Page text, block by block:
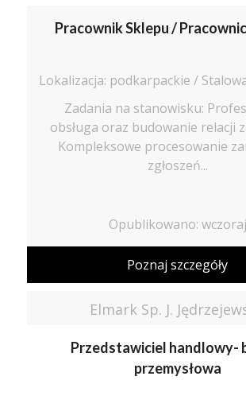
Pracownik Sklepu /
Zadania na stanowisku:
obsługa oraz budowanie relacji
Kompleksowe procesowanie
zgłoszeń...
Opublikowano: wczoraj
Poznaj szczegóły
Elmark Sp. J.
Przedstawiciel handlowy-
przemysłowa